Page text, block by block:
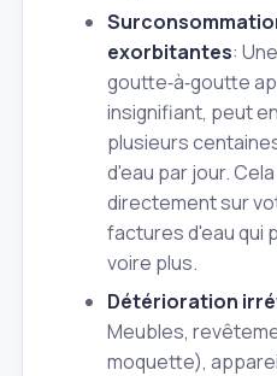
exorbitantes:
goutte‑à‑goutte
insignifiant, peut
plusieurs
d'eau par jour.
directement sur
factures d'eau qui
voire plus.
Détérioration
Meubles,
moquette),